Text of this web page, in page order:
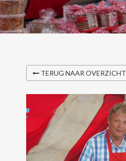
TERUG NAAR OVERZICHT